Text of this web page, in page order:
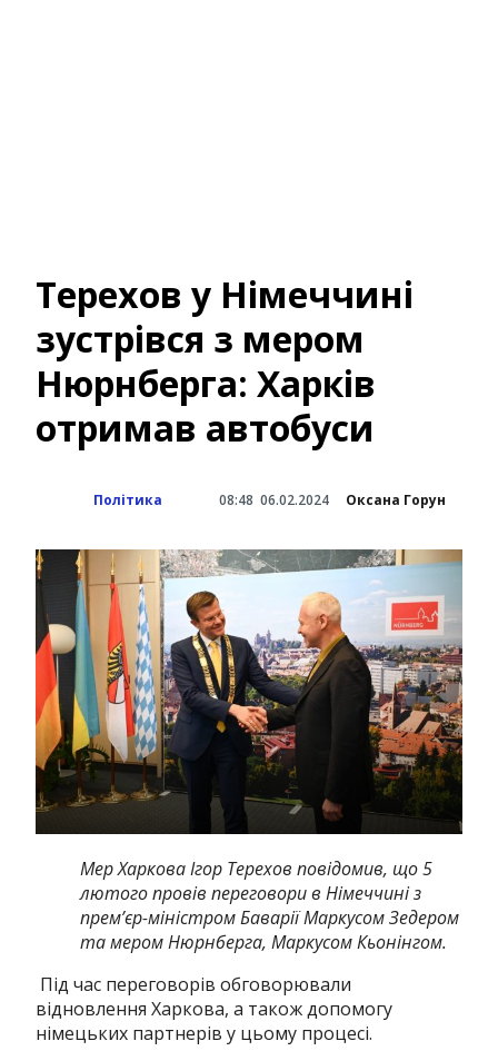
Терехов у Німеччині
зустрівся з мером
Нюрнберга: Харків
отримав автобуси
Політика 08:48 06.02.2024 Оксана Горун
Мер Харкова Ігор Терехов повідомив, що 5
лютого провів переговори в Німеччині з
прем’єр-міністром Баварії Маркусом Зедером
та мером Нюрнберга, Маркусом Кьонінгом.
Під час переговорів обговорювали
відновлення Харкова, а також допомогу
німецьких партнерів у цьому процесі.